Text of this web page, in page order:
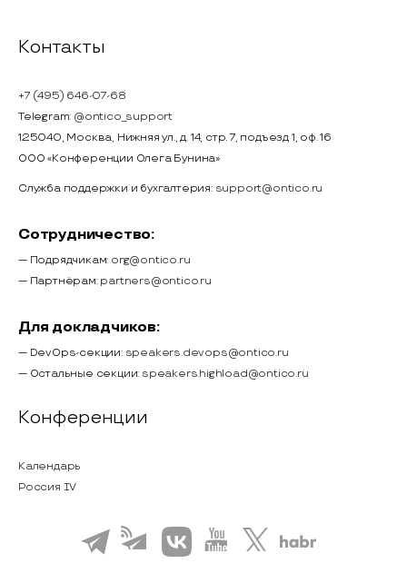
Контакты
+7 (495) 646-07-68
Telegram: @ontico_support
125040, Москва, Нижняя ул., д. 14, стр. 7, подъезд 1, оф. 16
ООО «Конференции Олега Бунина»
Служба поддержки и бухгалтерия: support@ontico.ru
Сотрудничество:
— Подрядчикам: org@ontico.ru
— Партнёрам: partners@ontico.ru
Для докладчиков:
— DevOps-секции: speakers.devops@ontico.ru
— Остальные секции: speakers.highload@ontico.ru
Конференции
Календарь
Россия IV